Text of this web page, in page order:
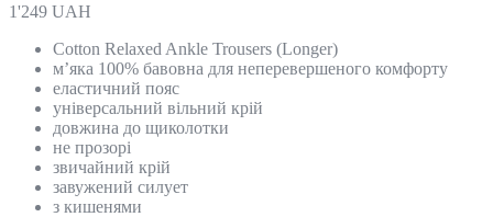
1'249 UAH
Cotton Relaxed Ankle Trousers (Longer)
м’яка 100% бавовна для неперевершеного комфорту
еластичний пояс
універсальний вільний крій
довжина до щиколотки
не прозорі
звичайний крій
завужений силует
з кишенями